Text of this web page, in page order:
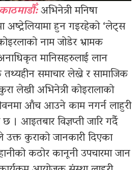
अभिनेत्री मनिषा
अष्ट्रेलियामा हुन गइरहेको ‘लेट्स
नाम जोडेर भ्रामक
मानिसहरुलाई लान
समाचार लेख्ने र सामाजिक
लेखी अभिनेत्री कोइरालाको
आँच आउने काम नगर्न लाहुरी
। आइतबार विज्ञप्ती जारि गर्दै
कुराको जानकारी दिएका
कठोर कानूनी उपचारमा जान